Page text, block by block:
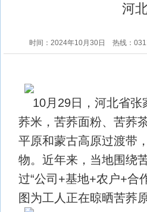
河
时间：2024年10月30日 热线：
10月29日，河北省
荞米，苦荞面粉、苦荞
平原和蒙古高原过渡带
物。近年来，当地围绕
过“公司+基地+农户+合
图为工人正在晾晒苦荞